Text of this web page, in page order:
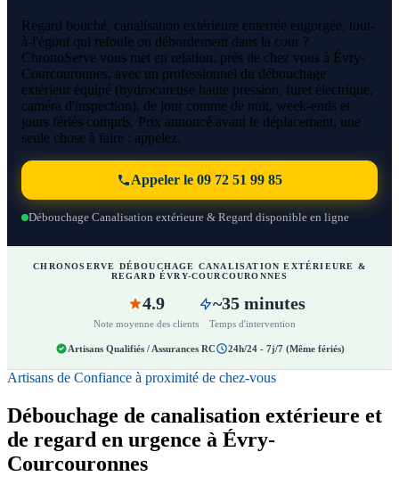
Regard bouché, canalisation extérieure enterrée engorgée, tout-
à-l'égout qui refoule ou débordement dans la cour ?
ChronoServe vous met en relation, près de chez vous à Évry-
Courcouronnes, avec un professionnel du débouchage
extérieur équipé (hydrocureuse haute pression, furet électrique,
caméra d'inspection), de jour comme de nuit, week-ends et
jours fériés compris. Prix annoncé avant le déplacement, une
seule chose à faire : appelez.
Appeler le 09 72 51 99 85
Débouchage Canalisation extérieure & Regard disponible en ligne
CHRONOSERVE DÉBOUCHAGE CANALISATION EXTÉRIEURE &
REGARD ÉVRY-COURCOURONNES
4.9
Note moyenne des clients
~35 minutes
Temps d'intervention
Artisans Qualifiés / Assurances RC 24h/24 - 7j/7 (Même fériés)
Artisans de Confiance à proximité de chez-vous
Débouchage de canalisation extérieure et
de regard en urgence à Évry-
Courcouronnes